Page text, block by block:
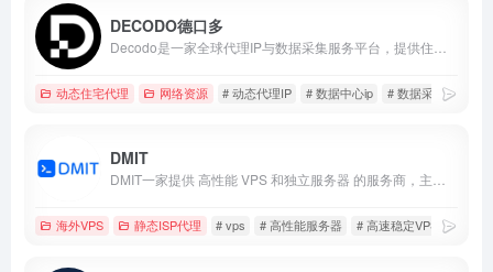
DECODO德口多
动态住宅代理 网络资源 # 动态代理IP # 数据中心ip # 数据采集
DMIT
海外VPS 静态ISP代理 # vps # 高性能服务器 # 高速稳定VPS